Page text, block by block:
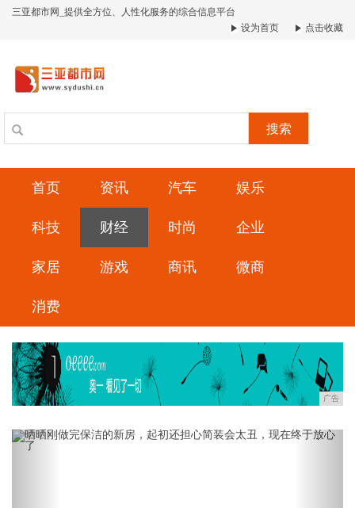
三亚都市网_提供全方位、人性化服务的综合信息平台
设为首页
点击收藏
搜索
首页 资讯 汽车 娱乐
科技 财经 时尚 企业
家居 游戏 商讯 微商
消费
广告
Previous Next